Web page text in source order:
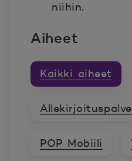
niihin.
Aiheet
Kaikki aiheet
POP Mobiili